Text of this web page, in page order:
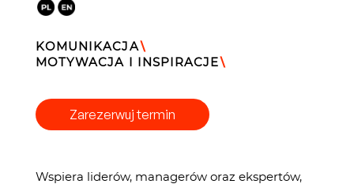
KOMUNIKACJA\
MOTYWACJA I INSPIRACJE \
Zarezerwuj termin
Wspiera liderów, managerów oraz ekspertów,